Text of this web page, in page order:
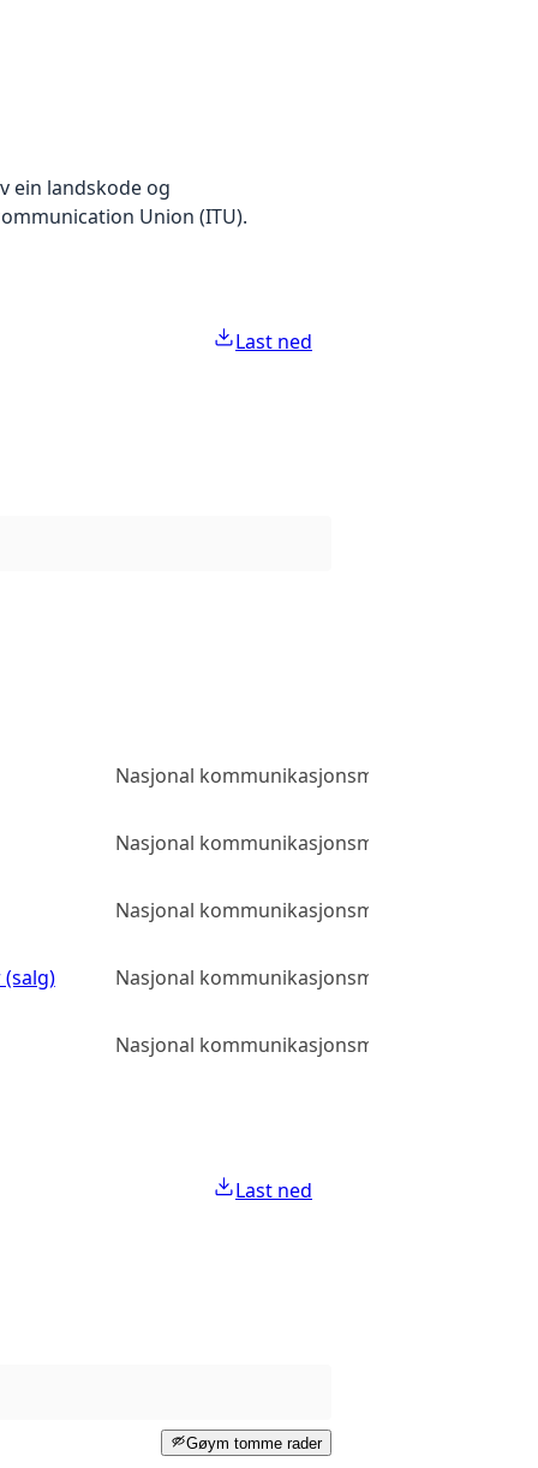
ein landskode og
Union (ITU).
Last ned
Nasjonal kommunikasjonsmyndighet
Nasjonal kommunikasjonsmyndighet
Nasjonal kommunikasjonsmyndighet
Nasjonal kommunikasjonsmyndighet
Nasjonal kommunikasjonsmyndighet
Last ned
Gøym tomme rader